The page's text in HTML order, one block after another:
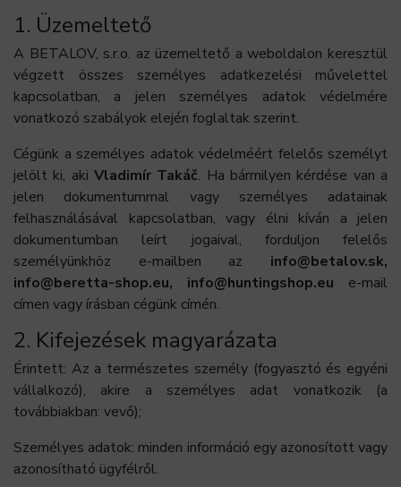
1. Üzemeltető
A BETALOV, s.r.o. az üzemeltető a weboldalon keresztül
végzett összes személyes adatkezelési művelettel
kapcsolatban, a jelen személyes adatok védelmére
vonatkozó szabályok elején foglaltak szerint.
Cégünk a személyes adatok védelméért felelős személyt
jelölt ki, aki Vladimír Takáč. Ha bármilyen kérdése van a
jelen dokumentummal vagy személyes adatainak
felhasználásával kapcsolatban, vagy élni kíván a jelen
dokumentumban leírt jogaival, forduljon felelős
személyünkhöz e-mailben az info@betalov.sk,
info@beretta-shop.eu, info@huntingshop.eu e-mail
címen vagy írásban cégünk címén.
2. Kifejezések magyarázata
Érintett: Az a természetes személy (fogyasztó és egyéni
vállalkozó), akire a személyes adat vonatkozik (a
továbbiakban: vevő);
Személyes adatok: minden információ egy azonosított vagy
azonosítható ügyfélről.